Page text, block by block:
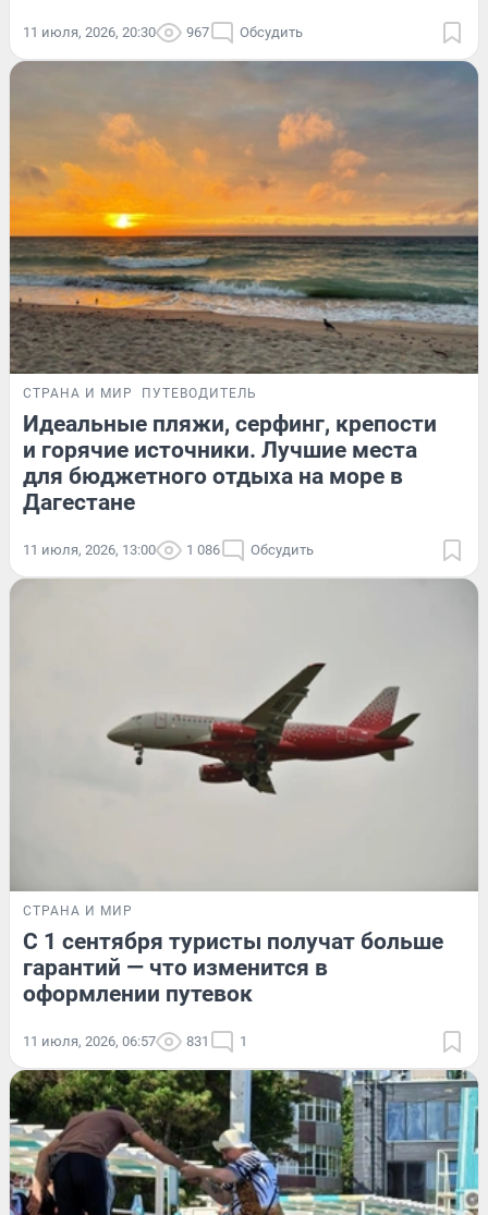
11 июля, 2026, 20:30 967 Обсудить
СТРАНА И МИР ПУТЕВОДИТЕЛЬ
Идеальные пляжи, серфинг, крепости
и горячие источники. Лучшие места
для бюджетного отдыха на море в
Дагестане
11 июля, 2026, 13:00 1 086 Обсудить
СТРАНА И МИР
С 1 сентября туристы получат больше
гарантий — что изменится в
оформлении путевок
11 июля, 2026, 06:57 831 1